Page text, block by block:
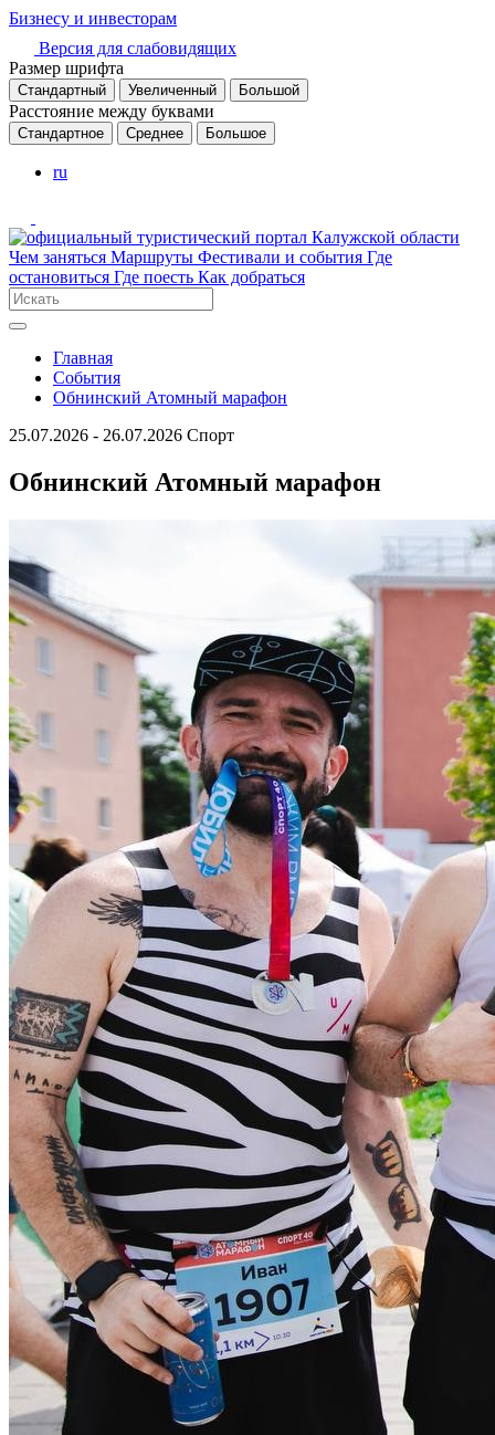
Бизнесу и инвесторам
Версия для слабовидящих
Размер шрифта
Стандартный Увеличенный Большой
Расстояние между буквами
Стандартное Среднее Большое
ru
Чем заняться Маршруты Фестивали и события Где
остановиться Где поесть Как добраться
Главная
События
Обнинский Атомный марафон
25.07.2026 - 26.07.2026 Спорт
Обнинский Атомный марафон